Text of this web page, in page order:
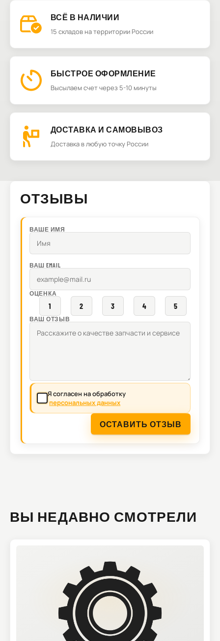
ВСЁ В НАЛИЧИИ
15 складов на территории России
БЫСТРОЕ ОФОРМЛЕНИЕ
Высылаем счет через 5-10 минуты
ДОСТАВКА И САМОВЫВОЗ
Доставка в любую точку России
ОТЗЫВЫ
ВАШЕ ИМЯ
ВАШ EMAIL
ОЦЕНКА
1 2 3 4 5
ВАШ ОТЗЫВ
Я согласен на обработку
персональных данных
ОСТАВИТЬ ОТЗЫВ
ВЫ НЕДАВНО СМОТРЕЛИ